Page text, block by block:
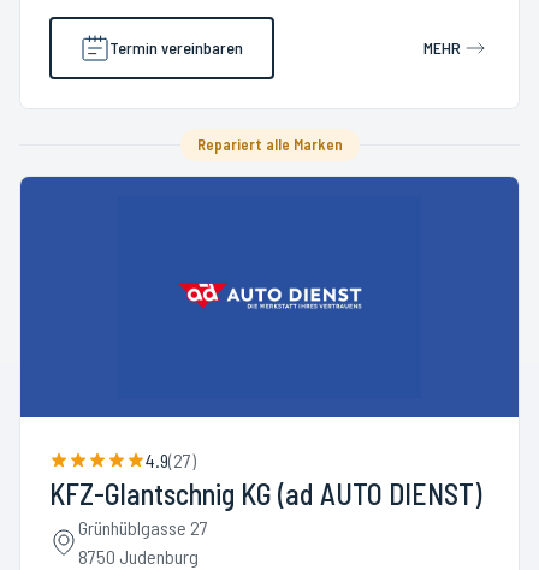
Termin vereinbaren MEHR
Repariert alle Marken
4.9(27)
KFZ-Glantschnig KG (ad AUTO DIENST)
Grünhüblgasse 27
8750 Judenburg